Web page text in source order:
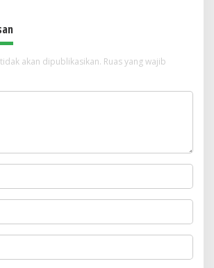
akan dipublikasikan. Ruas yang wajib